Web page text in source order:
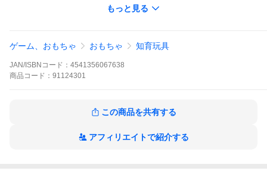
もっと見る
ゲーム、おもちゃ おもちゃ 知育玩具
JAN/ISBNコード： 4541356067638
商品 コード： 91124301
この商品を共有する
アフィリエイトで紹介する